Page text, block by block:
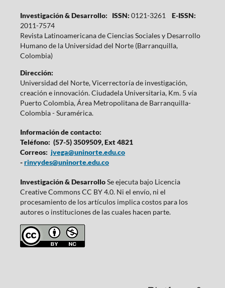
Investigación & Desarrollo: ISSN: 0121-3261
E-ISSN:
2011-7574
Revista Latinoamericana de Ciencias Sociales y Desarrollo
Humano de la Universidad del Norte (Barranquilla,
Colombia)
Dirección:
Universidad del Norte, Vicerrectoría de investigación,
creación e innovación. Ciudadela Universitaria, Km. 5 vía
Puerto Colombia, Área Metropolitana de Barranquilla-
Colombia - Suramérica.
Información de contacto:
Teléfono: (57-5) 3509509, Ext 4821
Correos: jvega@uninorte.edu.co
-rinvydes@uninorte.edu.co
Investigación & DesarrolloSe ejecuta bajo Licencia
Creative Commons CC BY 4.0. Ni el envío, ni el
procesamiento de los artículos implica costos para los
autores o instituciones de las cuales hacen parte.